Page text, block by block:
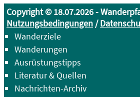
Copyright © 18.07.2026 -
Nutzungsbedingungen /
Wanderziele
Wanderungen
Ausrüstungstipps
Literatur & Quellen
Nachrichten-Archiv